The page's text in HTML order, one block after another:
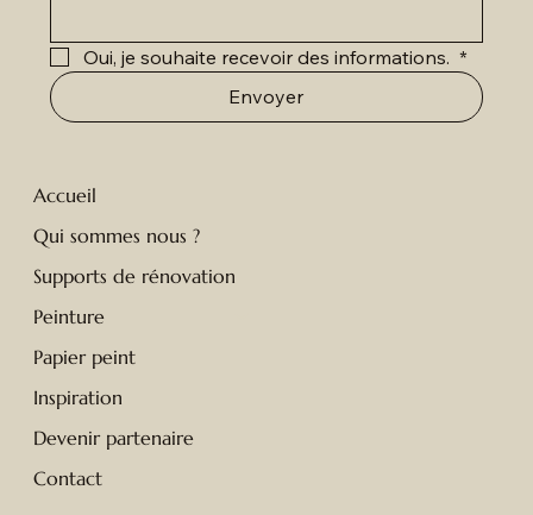
Accueil
Qui sommes nous ?
Supports de rénovation
Peinture
Papier peint
Inspiration
Devenir partenaire
Contact
Oui, je souhaite recevoir des informations. *
Envoyer